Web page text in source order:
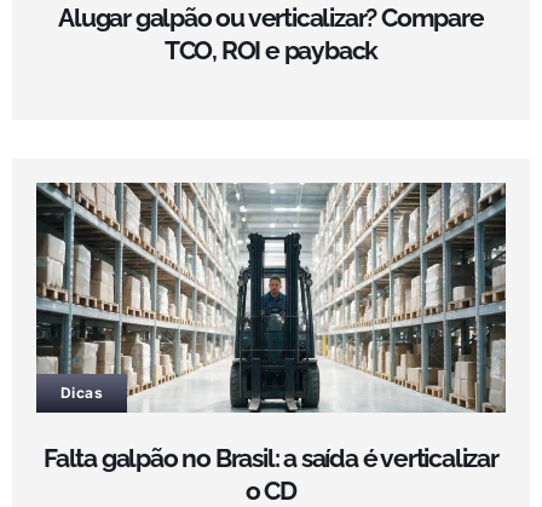
Alugar galpão ou verticalizar? Compare
TCO, ROI e payback
Dicas
Falta galpão no Brasil: a saída é verticalizar
o CD